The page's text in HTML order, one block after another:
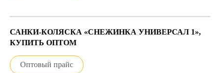
САНКИ-КОЛЯСКА «СНЕЖИНКА УНИВЕРСАЛ 1»,
КУПИТЬ ОПТОМ
Оптовый прайс